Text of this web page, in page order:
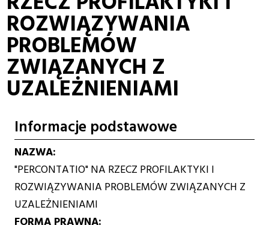
ROZWIĄZYWANIA
PROBLEMÓW
ZWIĄZANYCH Z
UZALEŻNIENIAMI
Informacje podstawowe
NAZWA
"PERCONTATIO" NA RZECZ PROFILAKTYKI I
ROZWIĄZYWANIA PROBLEMÓW ZWIĄZANYCH Z
UZALEŻNIENIAMI